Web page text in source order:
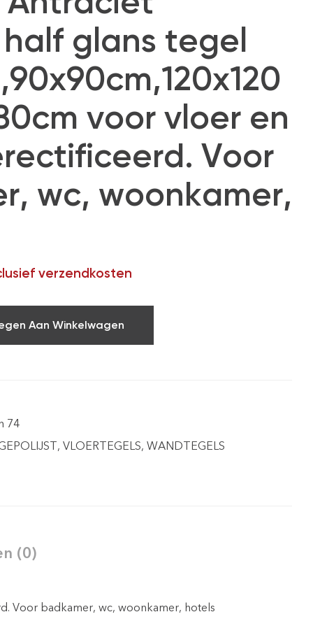
glans tegel
voor vloer en
Voor
wc, woonkamer,
verzendkosten
Aan Winkelwagen
74
, VLOERTEGELS, WANDTEGELS
(0)
Voor badkamer, wc, woonkamer, hotels